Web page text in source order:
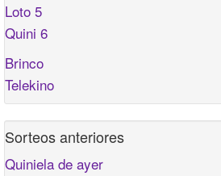
Loto 5
Quini 6
Brinco
Telekino
Sorteos anteriores
Quiniela de ayer